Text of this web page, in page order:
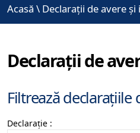
Acasă \ Declarații de avere și
Declarații de
Filtrează declarațiile
Declarație :